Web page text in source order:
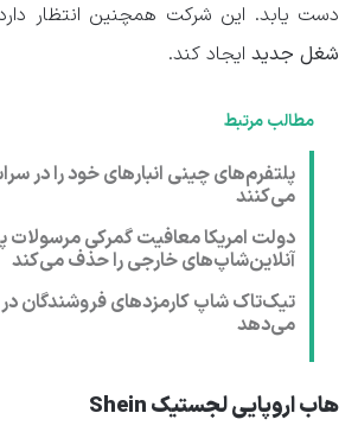
دست یابد. این شرکت همچنین انتظار
شغل جدید ایجاد کند.
مطالب مرتبط
پلتفرم‌های چینی انبارهای خود را در
می‌کنند
دولت امریکا معافیت گمرکی مرسولات
آنلاین‌شاپ‌های خارجی را حذف می‌کند
تیک‌تاک شاپ کارمزدهای فروشندگان در
می‌دهد
هاب اروپایی لجستیک Shein